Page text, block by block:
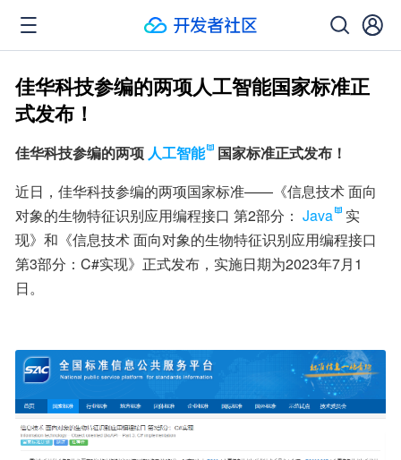
佳华科技参编的两项人工智能国家标准正
式发布！
佳华科技参编的两项 人工智能
国家标准正式发布！
近日，佳华科技参编的两项国家标准——《信息技术 面向
对象的生物特征识别应用编程接口 第2部分： Java
实
现》和《信息技术 面向对象的生物特征识别应用编程接口
第3部分：C#实现》正式发布，实施日期为2023年7月1
日。